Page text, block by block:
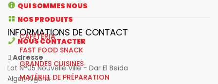
QUI SOMMES NOUS
NOS PRODUITS
CAFÉTÉRIA
FAST FOOD SNACK
GRANDES CUISINES
MATÉRIEL DE PRÉPARATION
NOUS CONTACTER
INFORMATIONS DE CONTACT
Adresse
Lot N°05 Nouvelle Ville - Dar El Beïda
Alger, Algérie